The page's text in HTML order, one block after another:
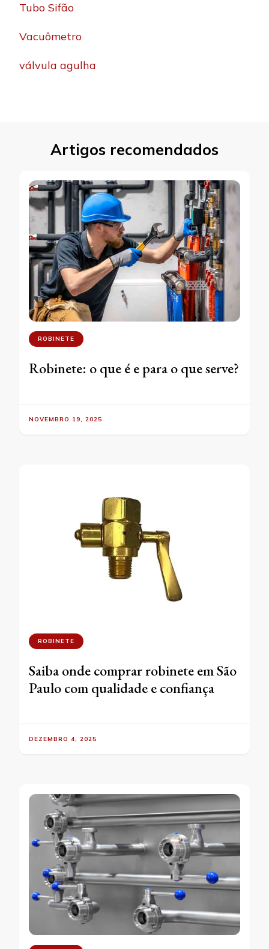
Tubo Sifão
Vacuômetro
válvula agulha
Artigos recomendados
ROBINETE
Robinete: o que é e para o que serve?
NOVEMBRO 19, 2025
ROBINETE
Saiba onde comprar robinete em São
Paulo com qualidade e confiança
DEZEMBRO 4, 2025